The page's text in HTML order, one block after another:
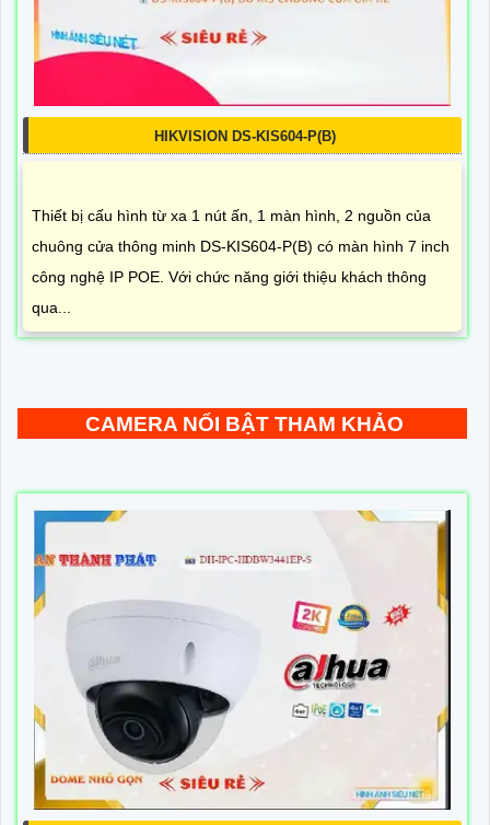
HIKVISION DS-KIS604-P(B)
Thiết bị cấu hình từ xa 1 nút ấn, 1 màn hình, 2 nguồn của
chuông cửa thông minh DS-KIS604-P(B) có màn hình 7 inch
công nghệ IP POE. Với chức năng giới thiệu khách thông
qua...
CAMERA NỔI BẬT THAM KHẢO